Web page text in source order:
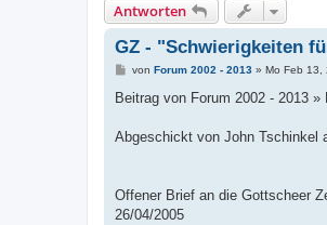
Antworten
GZ - "Schwierigkeiten
B
i
a
g
von Forum 2002 - 2013» Mo Feb 13,
Beitrag von Forum 2002 - 2013
Abgeschickt von John Tschinkel
Offener Brief an die Gottscheer
26/04/2005